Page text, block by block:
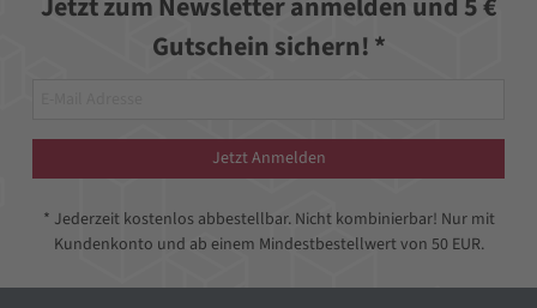
Gutschein sichern! *
Jetzt Anmelden
* Jederzeit kostenlos abbestellbar. Nicht kombinierbar! Nur mit
Kundenkonto und ab einem Mindestbestellwert von 50 EUR.